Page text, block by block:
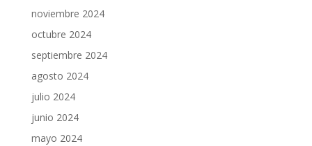
noviembre 2024
octubre 2024
septiembre 2024
agosto 2024
julio 2024
junio 2024
mayo 2024